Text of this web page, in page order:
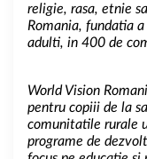
religie, rasa, etnie
Romania, fundatia
adulti, in 400 de
World Vision
pentru copiii de la
comunitatile rurale
programe de